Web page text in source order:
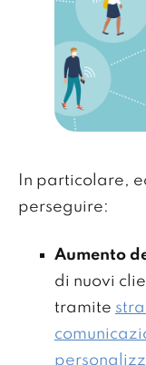
In particolare,
perseguire:
Aumento
di nuovi
tramite